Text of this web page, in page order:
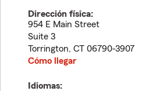
Dirección física:
954 E Main Street
Suite 3
Torrington, CT 06790-3907
Cómo llegar
Idiomas: